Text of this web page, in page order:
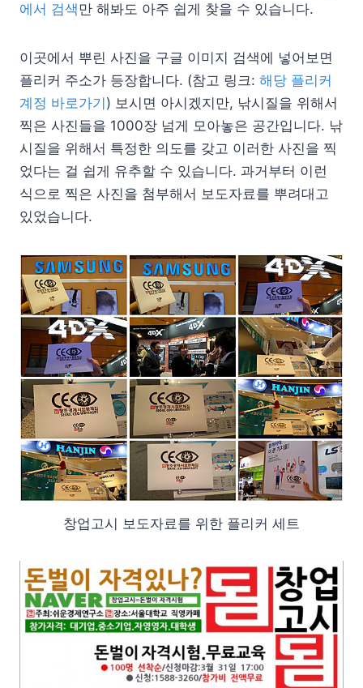
에서 검색만 해봐도 아주 쉽게 찾을 수 있습니다.
이곳에서 뿌린 사진을 구글 이미지 검색에 넣어보면
플리커 주소가 등장합니다. (참고 링크: 해당 플리커
계정 바로가기 ) 보시면 아시겠지만, 낚시질을 위해서
찍은 사진들을 1000장 넘게 모아놓은 공간입니다. 낚
시질을 위해서 특정한 의도를 갖고 이러한 사진을 찍
었다는 걸 쉽게 유추할 수 있습니다. 과거부터 이런
식으로 찍은 사진을 첨부해서 보도자료를 뿌려대고
있었습니다.
창업고시 보도자료를 위한 플리커 세트